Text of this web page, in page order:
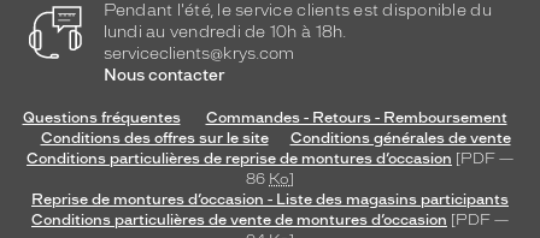
Pendant l'été, le service clients est disponible du
lundi au vendredi de 10h à 18h.
serviceclients@krys.com
Nous contacter
Questions fréquentes
Commandes - Retours - Remboursement
Conditions des offres sur le site
Conditions générales de vente
Conditions particulières de reprise de montures d’occasion [PDF —
86 Ko]
Reprise de montures d’occasion - Liste des magasins participants
Conditions particulières de vente de montures d’occasion [PDF —